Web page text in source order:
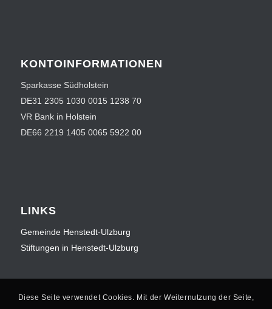
KONTOINFORMATIONEN
Sparkasse Südholstein
DE31 2305 1030 0015 1238 70
VR Bank in Holstein
DE66 2219 1405 0065 5922 00
LINKS
Gemeinde Henstedt-Ulzburg
Stiftungen in Henstedt-Ulzburg
Diese Seite verwendet Cookies. Mit der Weiternutzung der Seite,